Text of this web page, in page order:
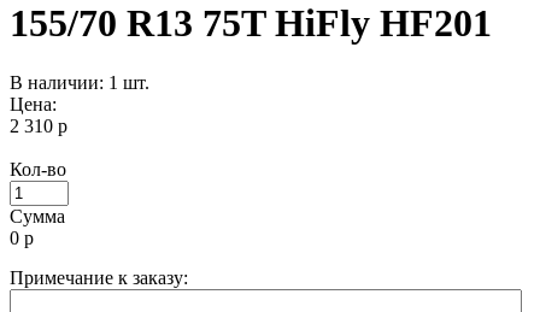
155/70 R13 75T HiFly HF201
В наличии: 1 шт.
Цена:
2 310 р
Кол-во
Сумма
0 р
Примечание к заказу: